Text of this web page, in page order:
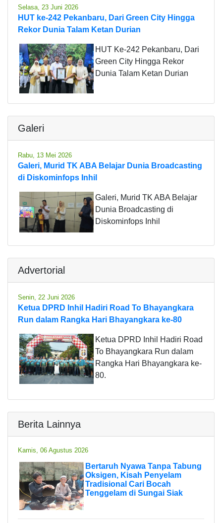
Selasa, 23 Juni 2026
HUT ke-242 Pekanbaru, Dari Green City Hingga
Rekor Dunia Talam Ketan Durian
HUT Ke-242 Pekanbaru, Dari
Green City Hingga Rekor
Dunia Talam Ketan Durian
Galeri
Rabu, 13 Mei 2026
Galeri, Murid TK ABA Belajar Dunia Broadcasting
di Diskominfops Inhil
Galeri, Murid TK ABA Belajar
Dunia Broadcasting di
Diskominfops Inhil
Advertorial
Senin, 22 Juni 2026
Ketua DPRD Inhil Hadiri Road To Bhayangkara
Run dalam Rangka Hari Bhayangkara ke-80
Ketua DPRD Inhil Hadiri Road
To Bhayangkara Run dalam
Rangka Hari Bhayangkara ke-
80.
Berita Lainnya
Kamis, 06 Agustus 2026
Bertaruh Nyawa Tanpa Tabung
Oksigen, Kisah Penyelam
Tradisional Cari Bocah
Tenggelam di Sungai Siak